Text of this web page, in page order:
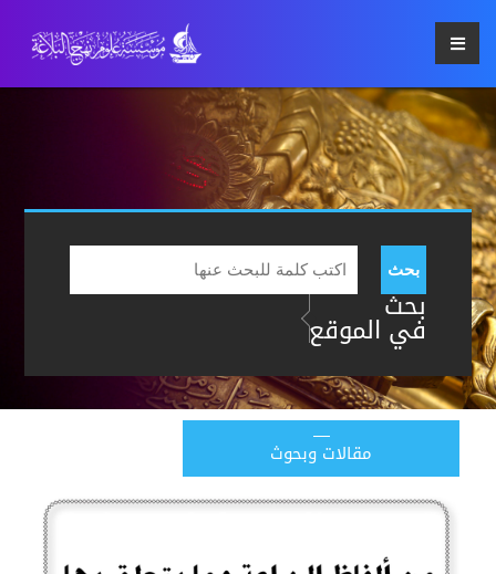
بحث
بحث
في الموقع
مقالات وبحوث